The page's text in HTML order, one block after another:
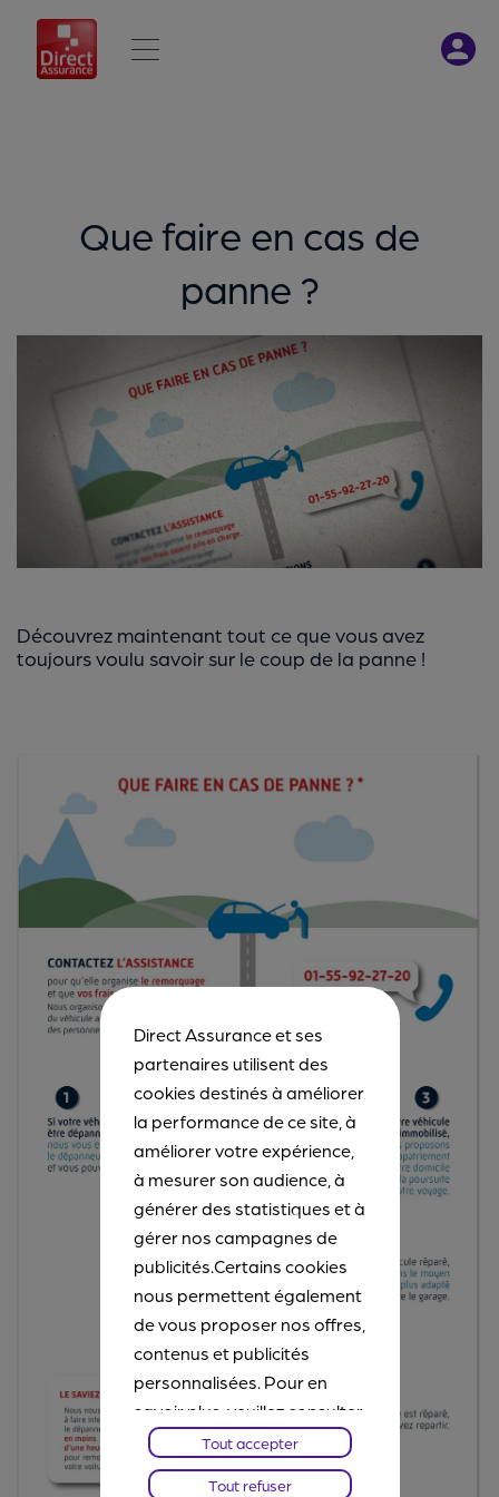
Que faire en cas de
panne ?
Découvrez maintenant tout ce que vous avez
toujours voulu savoir sur le coup de la panne !
Direct Assurance et ses
partenaires utilisent des
cookies destinés à améliorer
la performance de ce site, à
améliorer votre expérience,
à mesurer son audience, à
générer des statistiques et à
gérer nos campagnes de
publicités.Certains cookies
nous permettent également
de vous proposer nos offres,
contenus et publicités
personnalisées. Pour en
savoir plus, veuillez consulter
notre
Chartes Cookies
. Vous
pourrez à tout moment
Tout accepter
Tout refuser